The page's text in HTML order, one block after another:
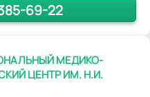
69-22
МЕДИКО-
ЦЕНТР ИМ. Н.И.